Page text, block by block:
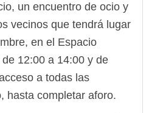
un encuentro de ocio y
vecinos que tendrá lugar
en el Espacio
12:00 a 14:00 y de
a todas las
hasta completar aforo.